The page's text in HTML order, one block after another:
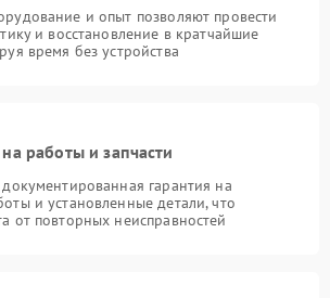
и опыт позволяют провести
и восстановление в кратчайшие
время без устройства
на работы и запчасти
документированная гарантия на
и установленные детали, что
от повторных неисправностей